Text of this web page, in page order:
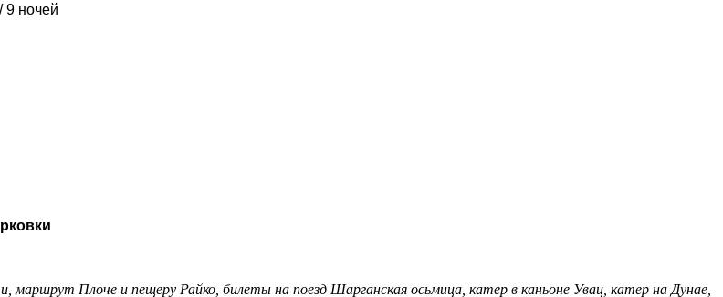
9 ночей
маршрут Плоче и пещеру Райко, билеты на поезд Шарганская осьмица, катер в каньоне Увац, катер на Дунае,